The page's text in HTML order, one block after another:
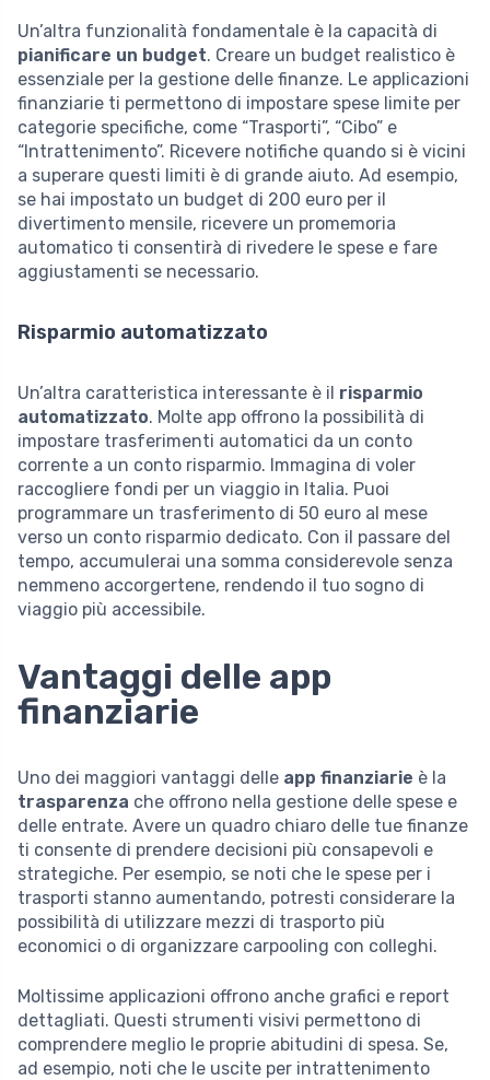
Un’altra funzionalità fondamentale è la capacità di
pianificare un budget. Creare un budget realistico è
essenziale per la gestione delle finanze. Le applicazioni
finanziarie ti permettono di impostare spese limite per
categorie specifiche, come “Trasporti”, “Cibo” e
“Intrattenimento”. Ricevere notifiche quando si è vicini
a superare questi limiti è di grande aiuto. Ad esempio,
se hai impostato un budget di 200 euro per il
divertimento mensile, ricevere un promemoria
automatico ti consentirà di rivedere le spese e fare
aggiustamenti se necessario.
Risparmio automatizzato
Un’altra caratteristica interessante è il risparmio
automatizzato. Molte app offrono la possibilità di
impostare trasferimenti automatici da un conto
corrente a un conto risparmio. Immagina di voler
raccogliere fondi per un viaggio in Italia. Puoi
programmare un trasferimento di 50 euro al mese
verso un conto risparmio dedicato. Con il passare del
tempo, accumulerai una somma considerevole senza
nemmeno accorgertene, rendendo il tuo sogno di
viaggio più accessibile.
Vantaggi delle app
finanziarie
Uno dei maggiori vantaggi delle app finanziarie è la
trasparenza che offrono nella gestione delle spese e
delle entrate. Avere un quadro chiaro delle tue finanze
ti consente di prendere decisioni più consapevoli e
strategiche. Per esempio, se noti che le spese per i
trasporti stanno aumentando, potresti considerare la
possibilità di utilizzare mezzi di trasporto più
economici o di organizzare carpooling con colleghi.
Moltissime applicazioni offrono anche grafici e report
dettagliati. Questi strumenti visivi permettono di
comprendere meglio le proprie abitudini di spesa. Se,
ad esempio, noti che le uscite per intrattenimento